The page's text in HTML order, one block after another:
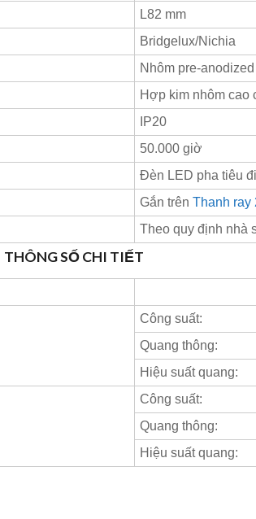
L82 mm
Bridgelux/Nichia
Nhôm pre-anodized
Hợp kim nhôm cao
IP20
50.000 giờ
Đèn LED pha tiêu
Gắn trên Thanh ray
Theo quy định nhà
THÔNG SỐ CHI TIẾT
Công suất:
Quang thông:
Hiệu suất quang:
Công suất:
Quang thông:
Hiệu suất quang: